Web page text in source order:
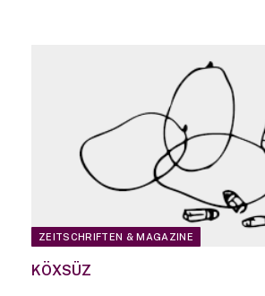
ZEITSCHRIFTEN & MAGAZINE
KÖXSÜZ